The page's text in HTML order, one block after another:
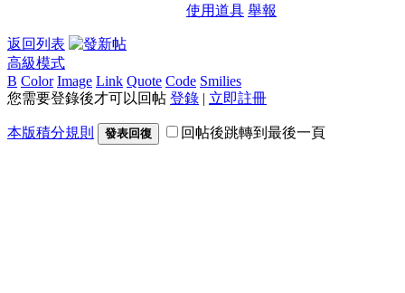
使用道具 舉報
返回列表
高級模式
B Color Image Link Quote Code Smilies
您需要登錄後才可以回帖 登錄 | 立即註冊
本版積分規則 發表回復 回帖後跳轉到最後一頁